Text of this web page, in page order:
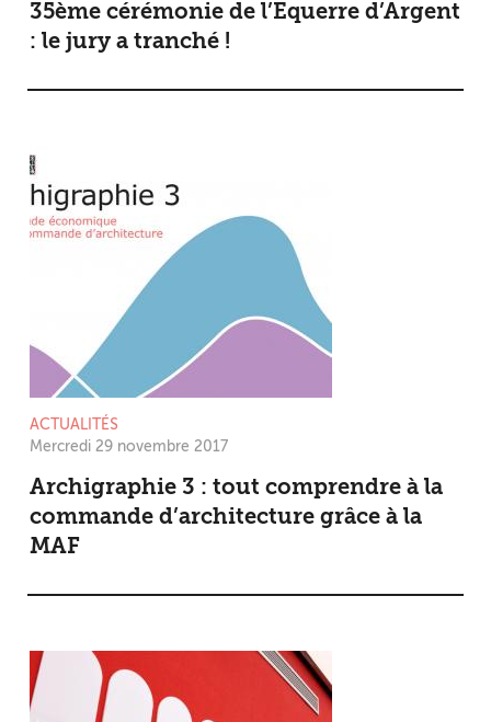
35ème cérémonie de l’Equerre d’Argent
: le jury a tranché !
ACTUALITÉS
Mercredi 29 novembre 2017
Archigraphie 3 : tout comprendre à la
commande d’architecture grâce à la
MAF